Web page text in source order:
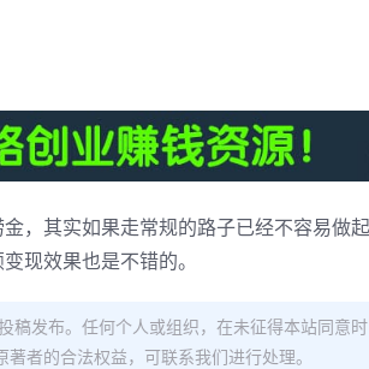
，其实如果走常规的路子已经不容易做
现效果也是不错的。
稿发布。任何个人或组织，在未征得本站同意
者的合法权益，可联系我们进行处理。